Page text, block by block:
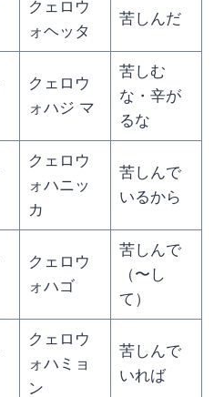
クェロウ
ォヘッタ
苦しんだ
クェロウ
ォハジ マ
苦しむ
な・辛が
るな
クェロウ
ォハニッ
カ
苦しんで
いるから
クェロウ
ォハゴ
苦しんで
（〜し
て）
クェロウ
ォハミョ
ン
苦しんで
いれば